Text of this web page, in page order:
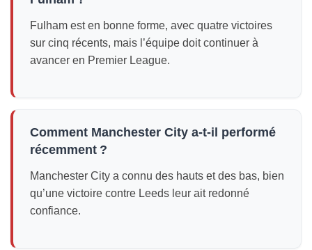
Fulham est en bonne forme, avec quatre victoires
sur cinq récents, mais l’équipe doit continuer à
avancer en Premier League.
Comment Manchester City a-t-il performé
récemment ?
Manchester City a connu des hauts et des bas, bien
qu’une victoire contre Leeds leur ait redonné
confiance.